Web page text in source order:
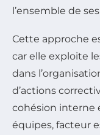
l’ensemble de
Cette approche
car elle exploite
dans
d’actions
cohésion interne
équipes, facteur